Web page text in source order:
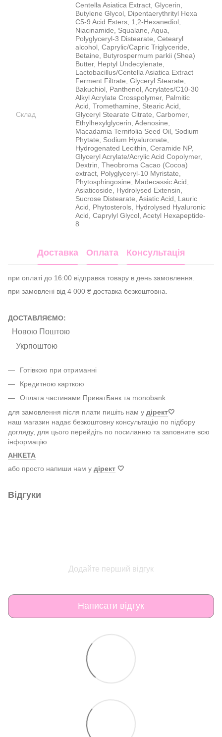
Склад
Centella Asiatica Extract, Glycerin,
Butylene Glycol, Dipentaerythrityl Hexa
C5-9 Acid Esters, 1,2-Hexanediol,
Niacinamide, Squalane, Aqua,
Polyglyceryl-3 Distearate, Cetearyl
alcohol, Caprylic/Capric Triglyceride,
Betaine, Butyrospermum parkii (Shea)
Butter, Heptyl Undecylenate,
Lactobacillus/Centella Asiatica Extract
Ferment Filtrate, Glyceryl Stearate,
Bakuchiol, Panthenol, Acrylates/C10-30
Alkyl Acrylate Crosspolymer, Palmitic
Acid, Tromethamine, Stearic Acid,
Glyceryl Stearate Citrate, Carbomer,
Ethylhexylglycerin, Adenosine,
Macadamia Ternifolia Seed Oil, Sodium
Phytate, Sodium Hyaluronate,
Hydrogenated Lecithin, Ceramide NP,
Glyceryl Acrylate/Acrylic Acid Copolymer,
Dextrin, Theobroma Cacao (Cocoa)
extract, Polyglyceryl-10 Myristate,
Phytosphingosine, Madecassic Acid,
Asiaticoside, Hydrolysed Extensin,
Sucrose Distearate, Asiatic Acid, Lauric
Acid, Phytosterols, Hydrolysed Hyaluronic
Acid, Caprylyl Glycol, Acetyl Hexapeptide-
8
Доставка Оплата Консультація
при оплаті до 16:00 відправка товару в день замовлення.
при замовлені від 4 000 ₴ доставка безкоштовна.
ДОСТАВЛЯЄМО:
Новою Поштою
Укрпоштою
Готівкою при отриманні
Кредитною карткою
Оплата частинами ПриватБанк та monobank
для замовлення після плати пишіть нам у дірект🤍
наш магазин надає безкоштовну консультацію по підбору
догляду, для цього перейдіть по посиланню та заповните всю
інформацію
АНКЕТА
або просто напиши нам у дірект 🤍
Відгуки
Додайте перший відгук
Написати відгук